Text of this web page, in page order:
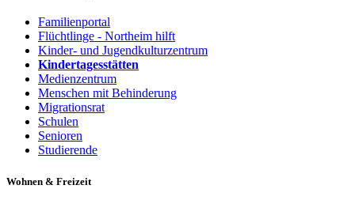
Familienportal
Flüchtlinge - Northeim hilft
Kinder- und Jugendkulturzentrum
Kindertagesstätten
Medienzentrum
Menschen mit Behinderung
Migrationsrat
Schulen
Senioren
Studierende
Wohnen & Freizeit